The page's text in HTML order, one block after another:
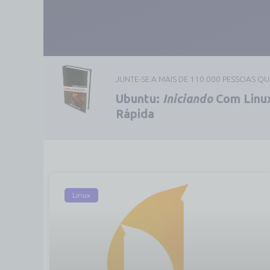
JUNTE-SE A MAIS DE 110.000 PESSOAS
Ubuntu: IniciandoCom
Rápida
Linux